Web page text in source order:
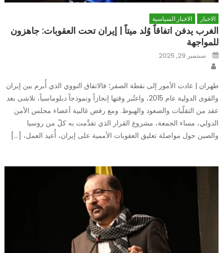
الاخبار الاخبار السياسية
الغرب يدفن اتفاقاً وُلد ميتاً | إيران تحت العقوبات: جاهزون
للمواجهة
Posted
onسبتمبر 29, 2025
طهران | عادت الأمور إلى نقطة الصفر؛ فالاتفاق النووي الذي أُبرم بين إيران
والقوى الدولية عام 2015، واعتُبر وقتها إنجازاً ونموذجاً دبلوماسياً، تلاشى بعد
عقد من التقلّبات والصعود والهبوط. ومع رفض غالبية أعضاء مجلس الأمن
الدولي، مساء الجمعة، مشروع القرار الذي تقدَّمت به كلّ من روسيا
والصين حول مواصلة تعليق العقوبات الأممية على إيران، أُعيد العمل، […]